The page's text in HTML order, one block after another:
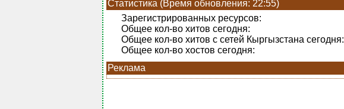
Статистика (Время обновления: 22:55)
Зарегистрированных ресурсов:
Общее кол-во хитов сегодня:
Общее кол-во хитов с сетей Кыргызстана сегодня:
Общее кол-во хостов сегодня:
Реклама